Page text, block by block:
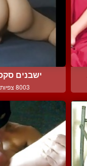
ישבנים
8003 צפיות